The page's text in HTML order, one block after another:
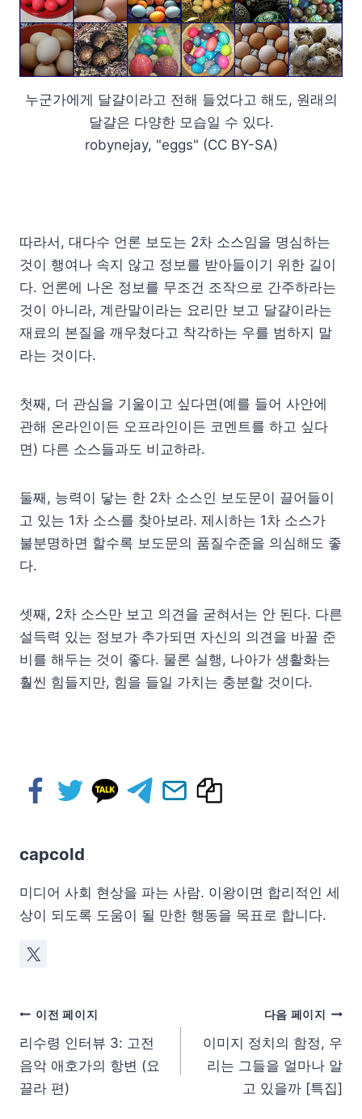
누군가에게 달걀이라고 전해 들었다고 해도, 원래의
달걀은 다양한 모습일 수 있다.
robynejay, "eggs" (CC BY-SA)
따라서, 대다수 언론 보도는 2차 소스임을 명심하는
것이 행여나 속지 않고 정보를 받아들이기 위한 길이
다. 언론에 나온 정보를 무조건 조작으로 간주하라는
것이 아니라, 계란말이라는 요리만 보고 달걀이라는
재료의 본질을 깨우쳤다고 착각하는 우를 범하지 말
라는 것이다.
첫째, 더 관심을 기울이고 싶다면(예를 들어 사안에
관해 온라인이든 오프라인이든 코멘트를 하고 싶다
면) 다른 소스들과도 비교하라.
둘째, 능력이 닿는 한 2차 소스인 보도문이 끌어들이
고 있는 1차 소스를 찾아보라. 제시하는 1차 소스가
불분명하면 할수록 보도문의 품질수준을 의심해도 좋
다.
셋째, 2차 소스만 보고 의견을 굳혀서는 안 된다. 다른
설득력 있는 정보가 추가되면 자신의 의견을 바꿀 준
비를 해두는 것이 좋다. 물론 실행, 나아가 생활화는
훨씬 힘들지만, 힘을 들일 가치는 충분할 것이다.
capcold
미디어 사회 현상을 파는 사람. 이왕이면 합리적인 세
상이 되도록 도움이 될 만한 행동을 목표로 합니다.
이전 페이지
리수령 인터뷰 3: 고전
음악 애호가의 항변 (요
끌라 편)
다음 페이지
이미지 정치의 함정, 우
리는 그들을 얼마나 알
고 있을까 [특집]